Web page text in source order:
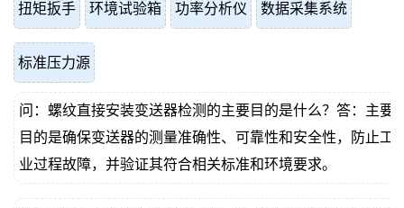
扭矩扳手 环境试验箱 功率分析仪 数据采集系统
标准压力源
问：螺纹直接安装变送器检测的主要目的是什么？答：主要
目的是确保变送器的测量准确性、可靠性和安全性，防止工
业过程故障，并验证其符合相关标准和环境要求。